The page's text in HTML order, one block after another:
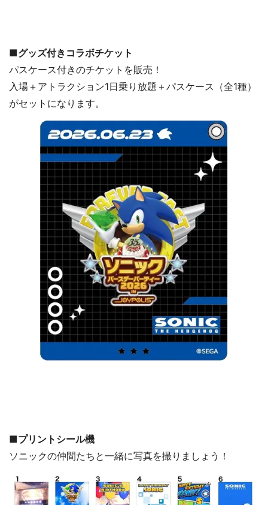
■グッズ付きコラボチケット
パスケース付きのチケットを販売！
入場＋アトラクション1日乗り放題＋パスケース（全1種）
がセットになります。
■プリントシール機
ソニックの仲間たちと一緒に写真を撮りましょう！